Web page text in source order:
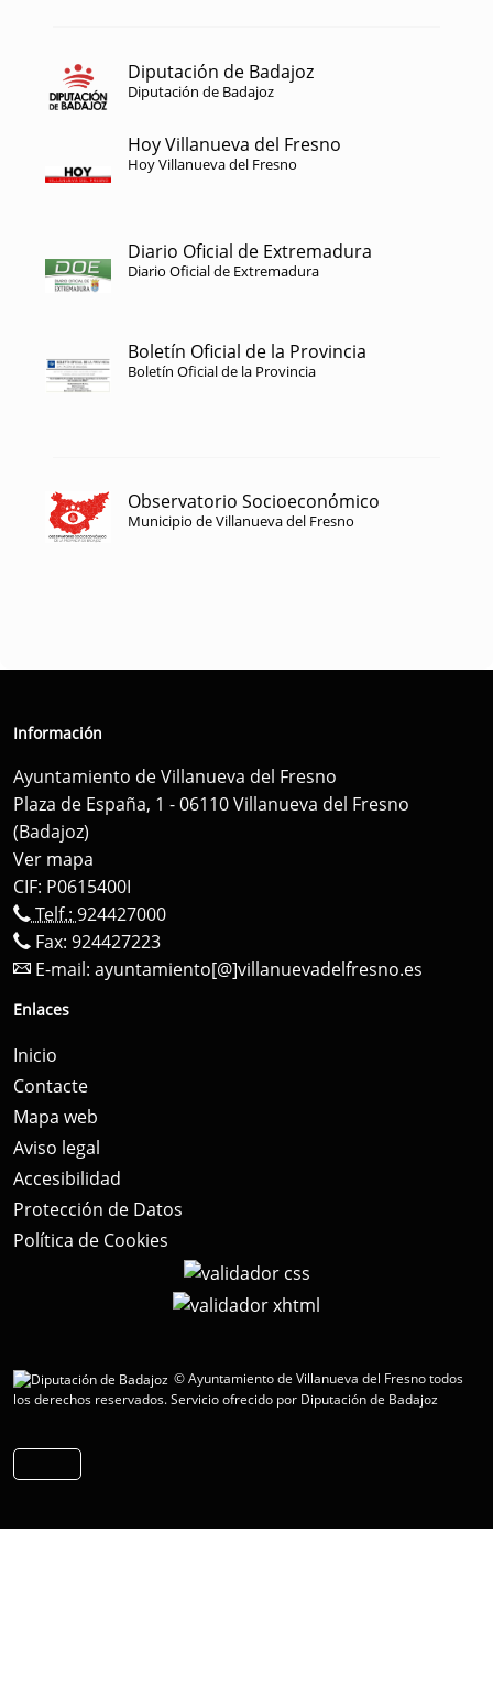
Diputación de Badajoz
Diputación de Badajoz
Hoy Villanueva del Fresno
Hoy Villanueva del Fresno
Diario Oficial de Extremadura
Diario Oficial de Extremadura
Boletín Oficial de la Provincia
Boletín Oficial de la Provincia
Observatorio Socioeconómico
Municipio de Villanueva del Fresno
Información
Ayuntamiento de Villanueva del Fresno
Plaza de España, 1 - 06110 Villanueva del Fresno
(Badajoz)
Ver mapa
CIF: P0615400I
Telf.: 924427000
Fax: 924427223
E-mail: ayuntamiento[@]villanuevadelfresno.es
Enlaces
Inicio
Contacte
Mapa web
Aviso legal
Accesibilidad
Protección de Datos
Política de Cookies
© Ayuntamiento de Villanueva del Fresno todos
los derechos reservados.Servicio ofrecido por Diputación de Badajoz